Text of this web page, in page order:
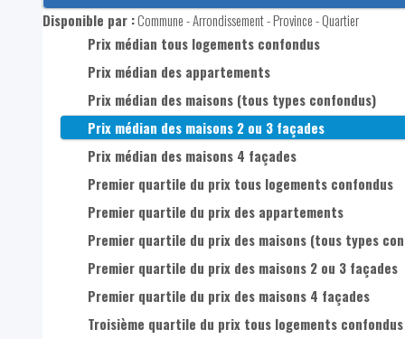
Disponible par :Commune - Arrondissement - Province - Quartier
Prix médian tous logements confondus
Prix médian des appartements
Prix médian des maisons (tous types confondus)
Prix médian des maisons 2 ou 3 façades
Prix médian des maisons 4 façades
Premier quartile du prix tous logements confondus
Premier quartile du prix des appartements
Premier quartile du prix des maisons (tous types
Premier quartile du prix des maisons 2 ou 3 façades
Premier quartile du prix des maisons 4 façades
Troisième quartile du prix tous logements confondus